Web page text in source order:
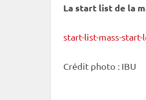
La start list de la
start-list-mass-start-
Crédit photo : IBU